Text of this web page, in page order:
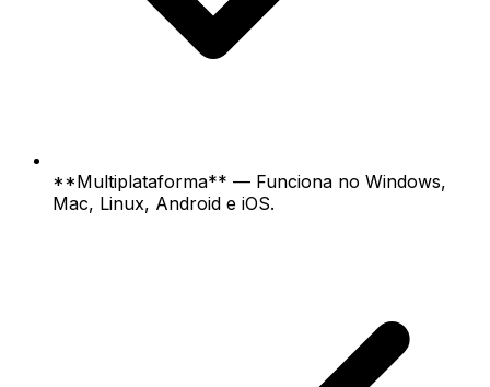
**Multiplataforma** — Funciona no Windows,
Mac, Linux, Android e iOS.